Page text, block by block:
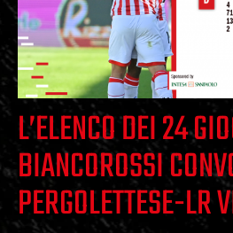
L’ELENCO DEI 24
BIANCOROSSI
PERGOLETTESE-LR